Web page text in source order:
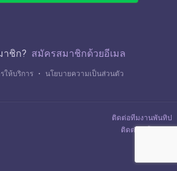
าชิก? สมัครสมาชิกด้วยอีเมล
ให้บริการ ・ นโยบายความเป็นส่วนตัว
ติดต่อทีมงานพันทิป
ติดต่อลงโฆษณา